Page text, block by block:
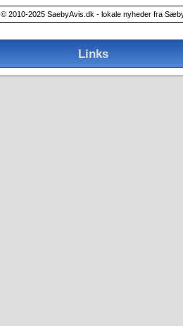
© 2010-2025 SaebyAvis.dk - lokale nyheder fra
Links